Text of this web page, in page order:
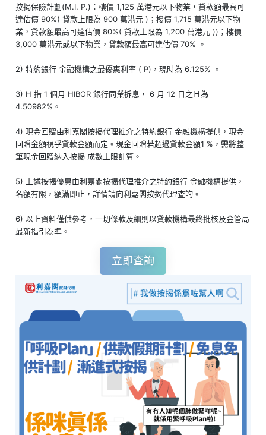
按揭保險計劃(M.I. P.)：樓價 1,125 萬港元以下物業，貸款額最高可
達估價 90%( 貸款上限為 900 萬港元 )；樓價 1,715 萬港元以下物
業，貸款額最高可達估價 80%( 貸款上限為 1,200 萬港元 ))；樓價
3,000 萬港元或以下物業，貸款額最高可達估價 70% 。
2) 特約銀行 金融機構之最優惠利率 ( P)，現時為 6.125% 。
3) H 指 1 個月 HIBOR 銀行同業拆息， 6 月 12 日之Ｈ為
4.50982%。
4) 現金回贈由利嘉閣按揭代理推介之特約銀行 金融機構提供，現金
回贈金額視乎貸款金額而定。現金回贈若超過貸款金額1 %，需將整
筆現金回贈納入按揭 成數上限計算。
5) 上述按揭優惠由利嘉閣按揭代理推介之特約銀行 金融機構提供，
名額有限，額滿即止，詳情請向利嘉閣按揭代理查詢。
6) 以上資料僅供參考，一切條款及細則以貸款機構最終批核及金管局
最新指引為準。
立即查詢